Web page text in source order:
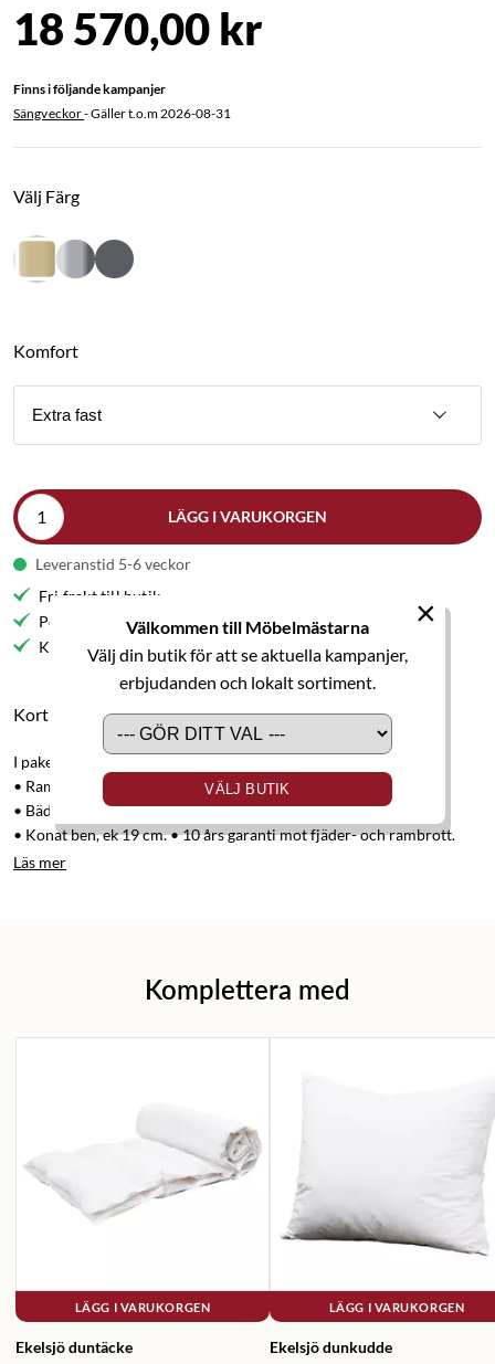
Välkommen till Möbelmästarna
Välj din butik för att se aktuella kampanjer,
erbjudanden och lokalt sortiment.
VÄLJ BUTIK
×
18 570,00 kr
Finns i följande kampanjer
Sängveckor- Gäller t.o.m 2026-08-31
Välj Färg
Komfort
Extra fast
LÄGG I VARUKORGEN
Leveranstid 5-6 veckor
Fri frakt till butik
Personlig service
Kvalitetsmöbler
Kort produktbeskrivning
I paketet ingår:
• Ramsäng Original 140x210 cm.
• Bäddmadrass Original, höjd 7 cm.
• Konat ben, ek 19 cm. • 10 års garanti mot fjäder- och rambrott.
Läs mer
Komplettera med
LÄGG I VARUKORGEN
Ekelsjö duntäcke
LÄGG I VARUKORGEN
Ekelsjö dunkudde